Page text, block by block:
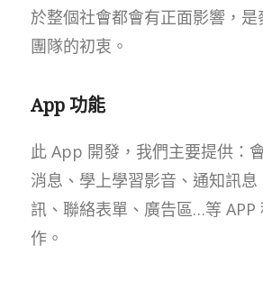
於整個社會都會有正面影響，
團隊的初衷。
App 功能
此 App 開發，我們主要提供：
消息、學上學習影音、通知訊
訊、聯絡表單、廣告區…等 APP
作。